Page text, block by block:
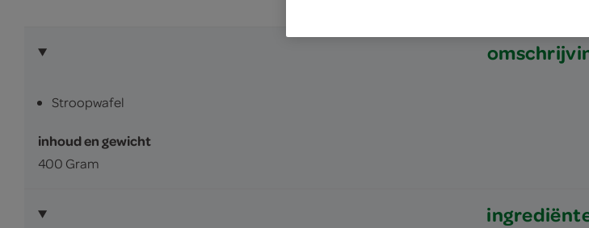
Stroopwafel
inhoud en gewicht
400 Gram